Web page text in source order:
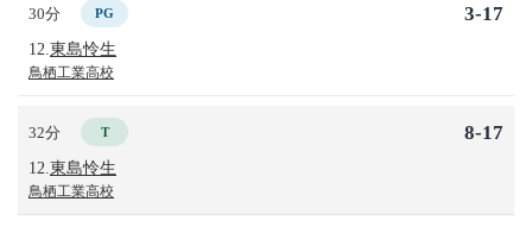
30分 PG
12. 東島怜生
鳥栖工業高校
3-17
32分 T
12. 東島怜生
鳥栖工業高校
8-17